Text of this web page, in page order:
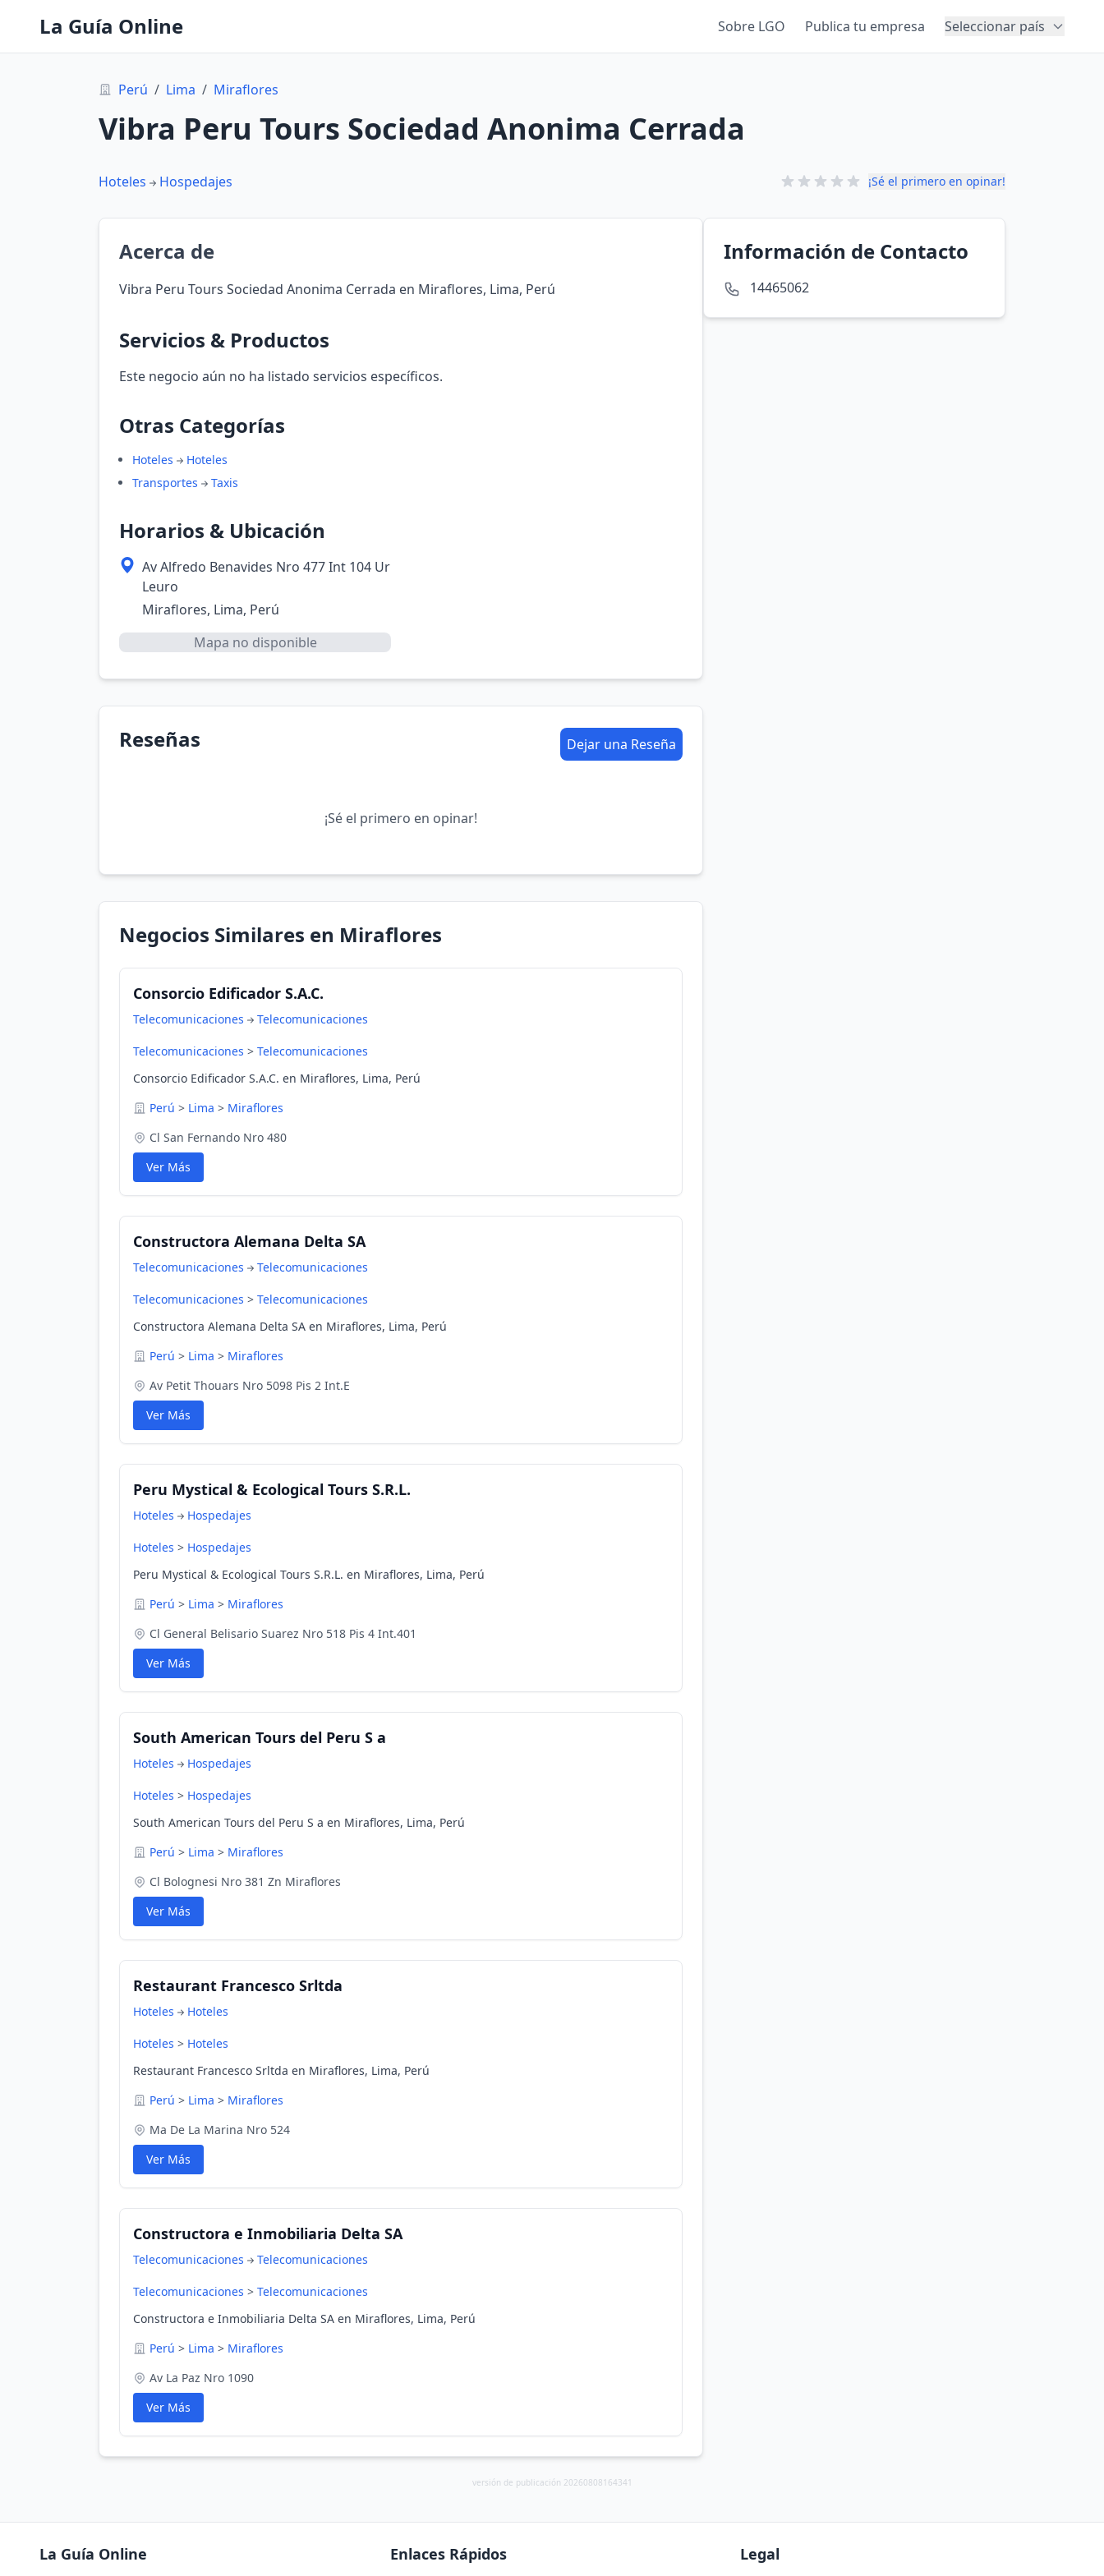
La Guía Online Sobre LGO Publica tu empresa Seleccionar país
Perú / Lima / Miraflores
Vibra Peru Tours Sociedad Anonima Cerrada
Hoteles Hospedajes ¡Sé el primero en opinar!
Acerca de
Vibra Peru Tours Sociedad Anonima Cerrada en Miraflores, Lima, Perú
Servicios & Productos
Este negocio aún no ha listado servicios específicos.
Otras Categorías
Hoteles
Hoteles
Transportes
Taxis
Horarios & Ubicación
Av Alfredo Benavides Nro 477 Int 104 Ur
Leuro
Miraflores, Lima, Perú
Mapa no disponible
Reseñas Dejar una Reseña
¡Sé el primero en opinar!
Negocios Similares en Miraflores
Consorcio Edificador S.A.C.
Telecomunicaciones Telecomunicaciones
Telecomunicaciones > Telecomunicaciones
Consorcio Edificador S.A.C. en Miraflores, Lima, Perú
Perú > Lima > Miraflores
Cl San Fernando Nro 480
Ver Más
Constructora Alemana Delta SA
Telecomunicaciones Telecomunicaciones
Telecomunicaciones > Telecomunicaciones
Constructora Alemana Delta SA en Miraflores, Lima, Perú
Perú > Lima > Miraflores
Av Petit Thouars Nro 5098 Pis 2 Int.E
Ver Más
Peru Mystical & Ecological Tours S.R.L.
Hoteles Hospedajes
Hoteles > Hospedajes
Peru Mystical & Ecological Tours S.R.L. en Miraflores, Lima, Perú
Perú > Lima > Miraflores
Cl General Belisario Suarez Nro 518 Pis 4 Int.401
Ver Más
South American Tours del Peru S a
Hoteles Hospedajes
Hoteles > Hospedajes
South American Tours del Peru S a en Miraflores, Lima, Perú
Perú > Lima > Miraflores
Cl Bolognesi Nro 381 Zn Miraflores
Ver Más
Restaurant Francesco Srltda
Hoteles Hoteles
Hoteles > Hoteles
Restaurant Francesco Srltda en Miraflores, Lima, Perú
Perú > Lima > Miraflores
Ma De La Marina Nro 524
Ver Más
Constructora e Inmobiliaria Delta SA
Telecomunicaciones Telecomunicaciones
Telecomunicaciones > Telecomunicaciones
Constructora e Inmobiliaria Delta SA en Miraflores, Lima, Perú
Perú > Lima > Miraflores
Av La Paz Nro 1090
Ver Más
Información de Contacto
14465062
versión de publicación 20260808164341
La Guía Online Enlaces Rápidos Legal